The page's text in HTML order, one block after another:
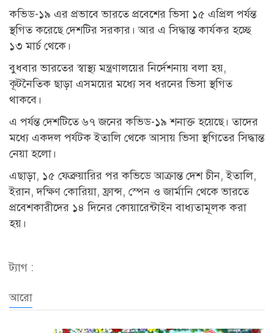
কভিড-১৯ এর প্রভাবে ভারতে প্রবেশের ভিসা ১৫ এপ্রিল পর্যন্ত
স্থগিত করেছে দেশটির সরকার। আর এ সিদ্ধান্ত কার্যকর হচ্ছে
১৩ মার্চ থেকে।
বুধবার ভারতের স্বাস্থ্য মন্ত্রণালয়ের নির্দেশনায় বলা হয়,
কূটনৈতিক ছাড়া এসময়ের মধ্যে সব ধরনের ভিসা স্থগিত
থাকবে।
এ পর্যন্ত দেশটিতে ৬৭ জনের কভিড-১৯ শনাক্ত হয়েছে। তাদের
মধ্যে একদল পর্যটক ইতালি থেকে আসায় ভিসা স্থগিতের সিদ্ধান্ত
নেয়া হলো।
এছাড়া, ১৫ ফেব্রুয়ারির পর কভিডে আক্রান্ত দেশ চীন, ইতালি,
ইরান, দক্ষিণ কোরিয়া, ফ্রান্স, স্পেন ও জার্মানি থেকে ভারতে
প্রবেশকারীদের ১৪ দিনের কোয়ারেন্টাইন বাধ্যতামূলক করা
হয়।
ট্যাগ :
আরো